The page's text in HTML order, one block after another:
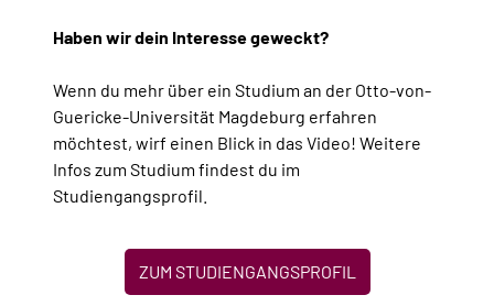
Haben wir dein Interesse geweckt?
Wenn du mehr über ein Studium an der Otto-von-
Guericke-Universität Magdeburg erfahren
möchtest, wirf einen Blick in das Video! Weitere
Infos zum Studium findest du im
Studiengangsprofil.
ZUM STUDIENGANGSPROFIL